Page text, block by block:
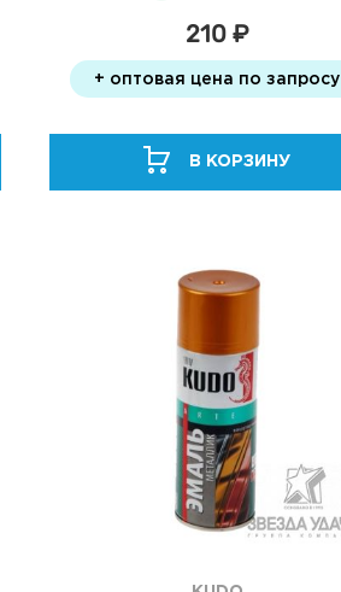
210 ₽
+ оптовая цена по запросу
В КОРЗИНУ